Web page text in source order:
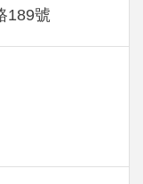
189號